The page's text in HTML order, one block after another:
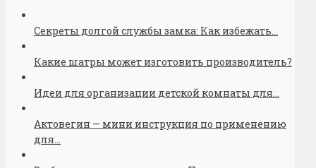
Секреты долгой службы замка: Как избежать...
Какие шатры может изготовить производитель?
Идеи для организации детской комнаты для...
Актовегин — мини инструкция по применению
для...